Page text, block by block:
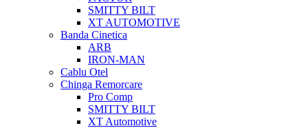
SMITTY BILT
XT AUTOMOTIVE
Banda Cinetica
ARB
IRON-MAN
Cablu Otel
Chinga Remorcare
Pro Comp
SMITTY BILT
XT Automotive